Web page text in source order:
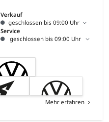
Verkauf
geschlossen bis 09:00 Uhr
Service
geschlossen bis 09:00 Uhr
Mehr erfahren